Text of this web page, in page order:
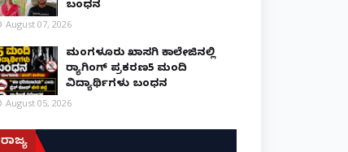
ಬಂಧನ
August 07, 2026
ಮಂಗಳೂರು ಖಾಸಗಿ ಕಾಲೇಜಿನಲ್ಲಿ
ರ‌್ಯಾಗಿಂಗ್ ಪ್ರಕರಣ5 ಮಂದಿ
ವಿದ್ಯಾರ್ಥಿಗಳು ಬಂಧನ
August 05, 2026
ರಾಜ್ಯ